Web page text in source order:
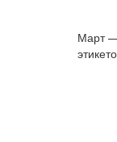
Март